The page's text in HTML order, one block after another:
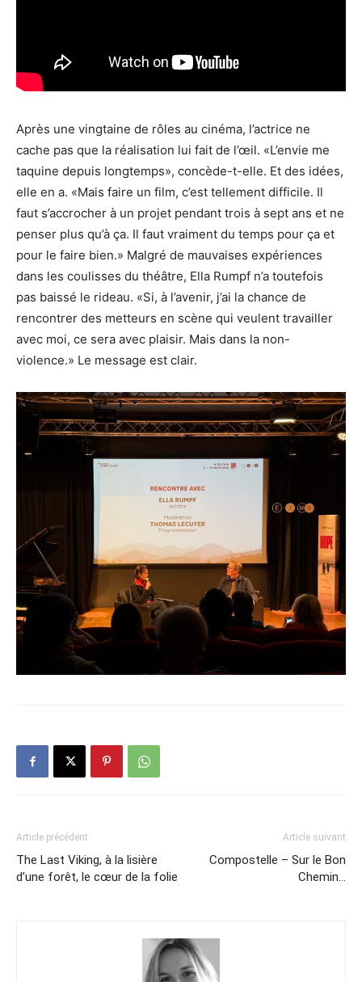
Après une vingtaine de rôles au cinéma, l’actrice ne
cache pas que la réalisation lui fait de l’œil. «L’envie me
taquine depuis longtemps», concède-t-elle. Et des idées,
elle en a. «Mais faire un film, c’est tellement difficile. Il
faut s’accrocher à un projet pendant trois à sept ans et ne
penser plus qu’à ça. Il faut vraiment du temps pour ça et
pour le faire bien.» Malgré de mauvaises expériences
dans les coulisses du théâtre, Ella Rumpf n’a toutefois
pas baissé le rideau. «Si, à l’avenir, j’ai la chance de
rencontrer des metteurs en scène qui veulent travailler
avec moi, ce sera avec plaisir. Mais dans la non-
violence.» Le message est clair.
Article précédent
The Last Viking, à la lisière
d’une forêt, le cœur de la folie
Article suivant
Compostelle – Sur le Bon
Chemin…